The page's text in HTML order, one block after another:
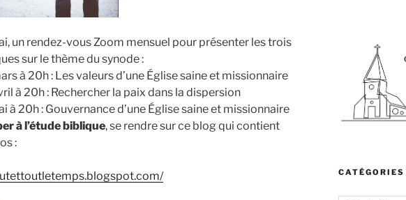
un rendez-vous Zoom mensuel pour présenter les trois
sur le thème du synode :
à 20h : Les valeurs d’une Église saine et missionnaire
à 20h : Rechercher la paix dans la dispersion
à 20h : Gouvernance d’une Église saine et missionnaire
à l’étude biblique, se rendre sur ce blog qui contient
:
CATÉGORIES